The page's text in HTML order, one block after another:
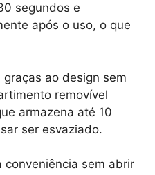
segundos e
após o uso, o que
ao design sem
removível
armazena até 10
ser esvaziado.
conveniência sem abrir